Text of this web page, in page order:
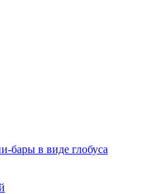
бары в виде глобуса